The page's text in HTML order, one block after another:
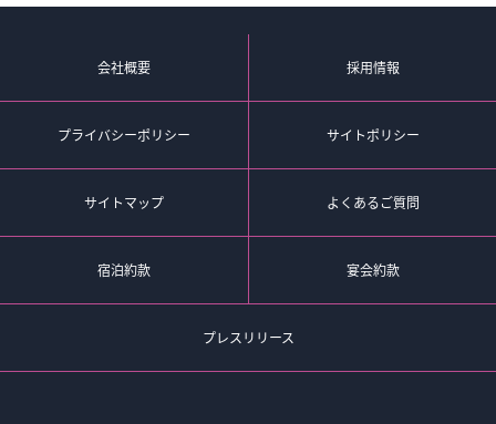
会社概要 採用情報
プライバシーポリシー サイトポリシー
サイトマップ よくあるご質問
宿泊約款 宴会約款
プレスリリース